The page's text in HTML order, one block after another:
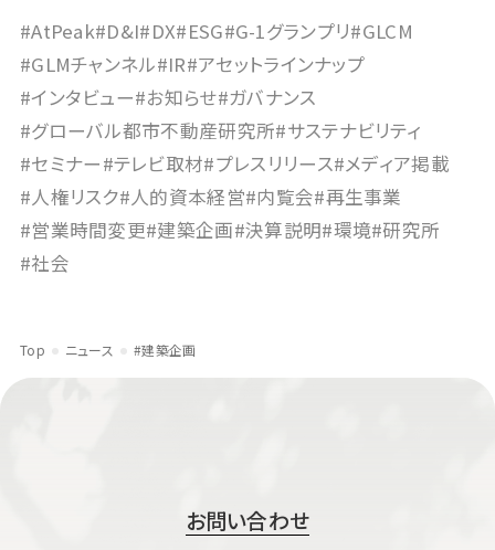
Top ニュース #建築企画
#AtPeak#D&I#DX#ESG#G-1グランプリ#GLCM
#GLMチャンネル#IR#アセットラインナップ
#インタビュー#お知らせ#ガバナンス
#グローバル都市不動産研究所#サステナビリティ
#セミナー#テレビ取材#プレスリリース#メディア掲載
#人権リスク#人的資本経営#内覧会#再生事業
#営業時間変更#建築企画#決算説明#環境#研究所
#社会
お問い合わせ